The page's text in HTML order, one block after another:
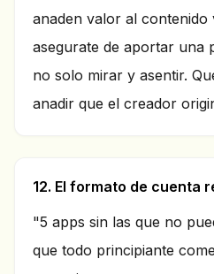
anaden valor al contenido
asegurate de aportar una
no solo mirar y asentir.
anadir que el creador
12. El formato de cuenta
"5 apps sin las que no
que todo principiante